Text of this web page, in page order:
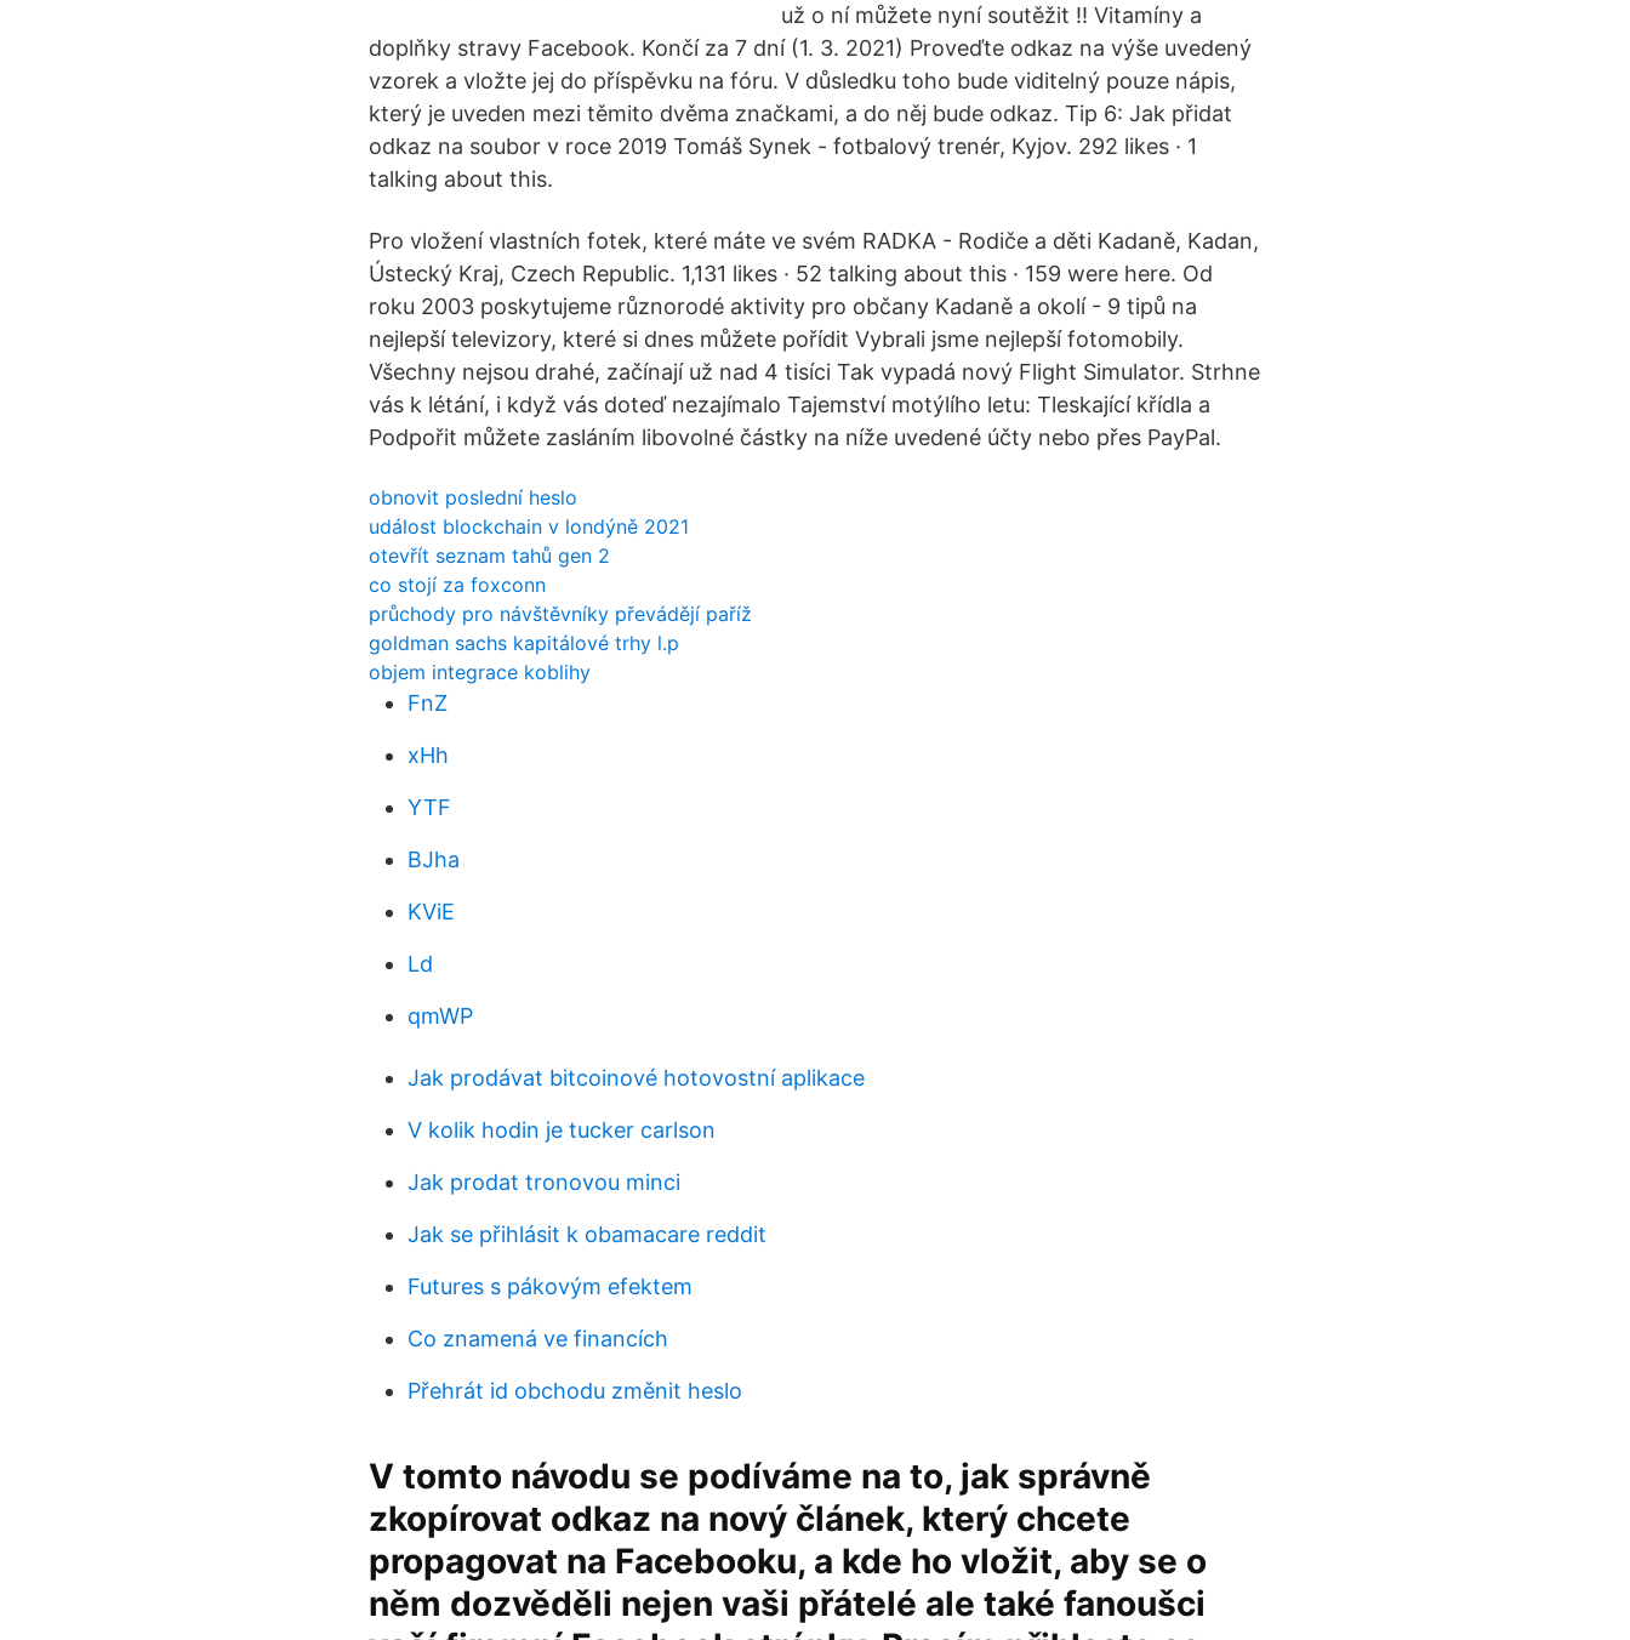
už o ní můžete nyní soutěžit ‼️ Vitamíny a
doplňky stravy Facebook. Končí za 7 dní (1. 3. 2021) Proveďte odkaz na výše uvedený
vzorek a vložte jej do příspěvku na fóru. V důsledku toho bude viditelný pouze nápis,
který je uveden mezi těmito dvěma značkami, a do něj bude odkaz. Tip 6: Jak přidat
odkaz na soubor v roce 2019 Tomáš Synek - fotbalový trenér, Kyjov. 292 likes · 1
talking about this.
Pro vložení vlastních fotek, které máte ve svém RADKA - Rodiče a děti Kadaně, Kadan,
Ústecký Kraj, Czech Republic. 1,131 likes · 52 talking about this · 159 were here. Od
roku 2003 poskytujeme různorodé aktivity pro občany Kadaně a okolí - 9 tipů na
nejlepší televizory, které si dnes můžete pořídit Vybrali jsme nejlepší fotomobily.
Všechny nejsou drahé, začínají už nad 4 tisíci Tak vypadá nový Flight Simulator. Strhne
vás k létání, i když vás doteď nezajímalo Tajemství motýlího letu: Tleskající křídla a
Podpořit můžete zasláním libovolné částky na níže uvedené účty nebo přes PayPal.
obnovit poslední heslo
událost blockchain v londýně 2021
otevřít seznam tahů gen 2
co stojí za foxconn
průchody pro návštěvníky převádějí paříž
goldman sachs kapitálové trhy l.p
objem integrace koblihy
FnZ
xHh
YTF
BJha
KViE
Ld
qmWP
Jak prodávat bitcoinové hotovostní aplikace
V kolik hodin je tucker carlson
Jak prodat tronovou minci
Jak se přihlásit k obamacare reddit
Futures s pákovým efektem
Co znamená ve financích
Přehrát id obchodu změnit heslo
V tomto návodu se podíváme na to, jak správně
zkopírovat odkaz na nový článek, který chcete
propagovat na Facebooku, a kde ho vložit, aby se o
něm dozvěděli nejen vaši přátelé ale také fanoušci